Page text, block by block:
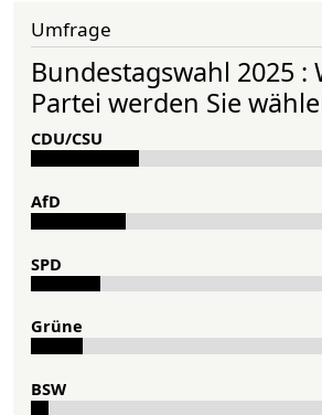
Umfrage
Bundestagswahl 2025 :
Partei werden Sie
CDU/CSU
AfD
SPD
Grü­ne
BSW